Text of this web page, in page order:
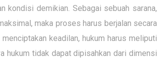
kondisi demikian. Sebagai sebuah sarana,
maka proses harus berjalan secara
keadilan, hukum harus meliputi
hukum tidak dapat dipisahkan dari dimensi